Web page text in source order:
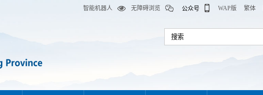
智能机器人 无障碍浏览 公众号 WAP版 繁体